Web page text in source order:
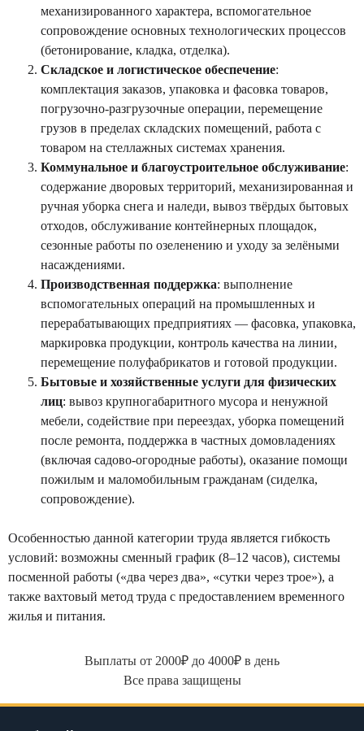
механизированного характера, вспомогательное
сопровождение основных технологических процессов
(бетонирование, кладка, отделка).
Складское и логистическое обеспечение:
комплектация заказов, упаковка и фасовка товаров,
погрузочно-разгрузочные операции, перемещение
грузов в пределах складских помещений, работа с
товаром на стеллажных системах хранения.
Коммунальное и благоустроительное обслуживание:
содержание дворовых территорий, механизированная и
ручная уборка снега и наледи, вывоз твёрдых бытовых
отходов, обслуживание контейнерных площадок,
сезонные работы по озеленению и уходу за зелёными
насаждениями.
Производственная поддержка: выполнение
вспомогательных операций на промышленных и
перерабатывающих предприятиях — фасовка, упаковка,
маркировка продукции, контроль качества на линии,
перемещение полуфабрикатов и готовой продукции.
Бытовые и хозяйственные услуги для физических
лиц: вывоз крупногабаритного мусора и ненужной
мебели, содействие при переездах, уборка помещений
после ремонта, поддержка в частных домовладениях
(включая садово-огородные работы), оказание помощи
пожилым и маломобильным гражданам (сиделка,
сопровождение).
Особенностью данной категории труда является гибкость
условий: возможны сменный график (8–12 часов), системы
посменной работы («два через два», «сутки через трое»), а
также вахтовый метод труда с предоставлением временного
жилья и питания.
Выплаты от 2000₽ до 4000₽ в день
Все права защищены